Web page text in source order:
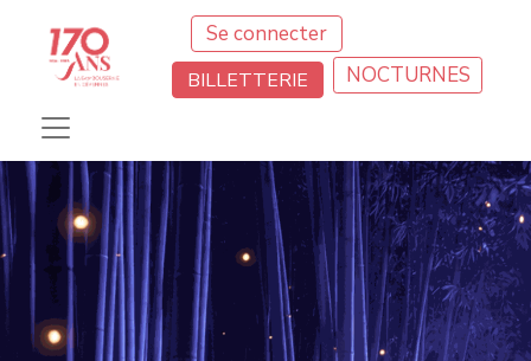
Se connecter
BILLETTERIE NOCTURNES